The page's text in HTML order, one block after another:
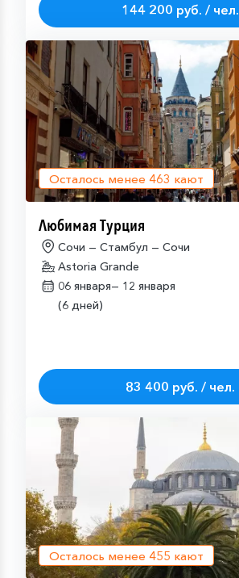
144 200 руб. / чел.
Осталось менее 463 кают
Любимая Турция
Сочи — Стамбул — Сочи
Astoria Grande
06 января— 12 января
(6 дней)
83 400 руб. / чел.
Осталось менее 455 кают